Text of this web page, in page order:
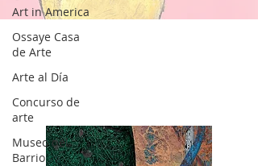
Art in America
Ossaye Casa
de Arte
Arte al Día
Concurso de
arte
Museo del
Barrio